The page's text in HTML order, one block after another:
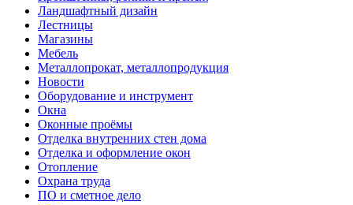
Ландшафтный дизайн
Лестницы
Магазины
Мебель
Металлопрокат, металлопродукция
Новости
Оборудование и инструмент
Окна
Оконные проёмы
Отделка внутренних стен дома
Отделка и оформление окон
Отопление
Охрана труда
ПО и сметное дело